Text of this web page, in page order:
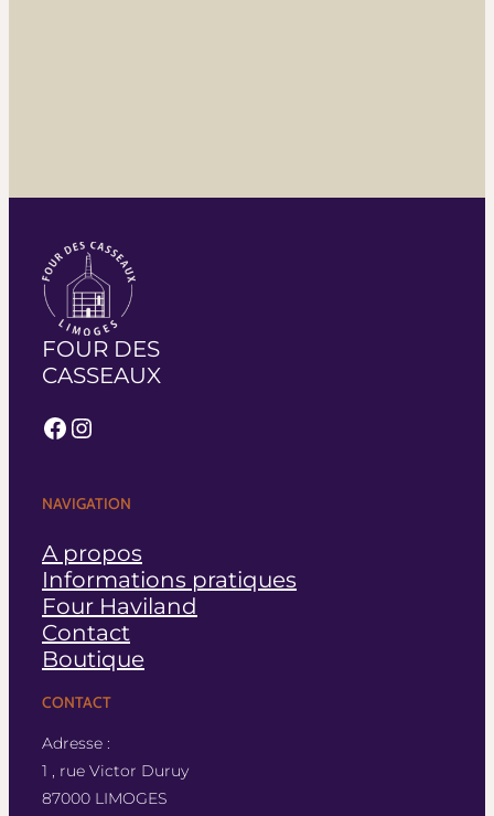
FOUR DES
CASSEAUX
Facebook
Instagram
NAVIGATION
A propos
Informations pratiques
Four Haviland
Contact
Boutique
CONTACT
Adresse :
1 , rue Victor Duruy
87000 LIMOGES